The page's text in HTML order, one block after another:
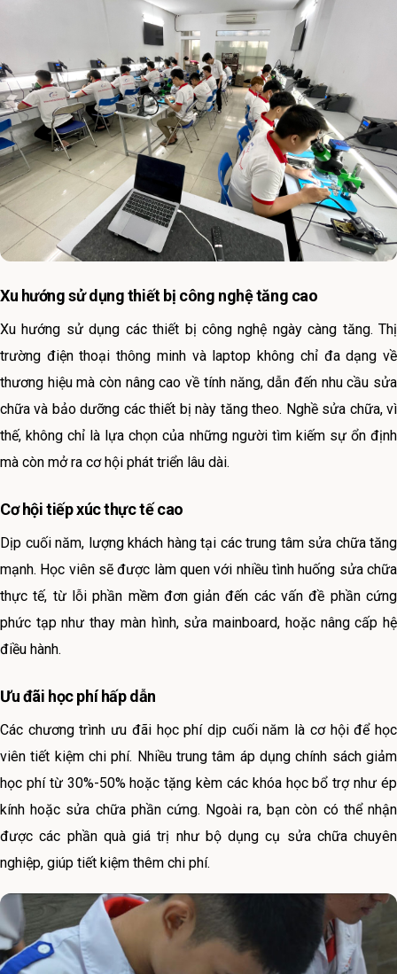
Xu hướng sử dụng thiết bị công nghệ tăng cao
Xu hướng sử dụng các thiết bị công nghệ ngày càng tăng. Thị
trường điện thoại thông minh và laptop không chỉ đa dạng về
thương hiệu mà còn nâng cao về tính năng, dẫn đến nhu cầu sửa
chữa và bảo dưỡng các thiết bị này tăng theo. Nghề sửa chữa, vì
thế, không chỉ là lựa chọn của những người tìm kiếm sự ổn định
mà còn mở ra cơ hội phát triển lâu dài.
Cơ hội tiếp xúc thực tế cao
Dịp cuối năm, lượng khách hàng tại các trung tâm sửa chữa tăng
mạnh. Học viên sẽ được làm quen với nhiều tình huống sửa chữa
thực tế, từ lỗi phần mềm đơn giản đến các vấn đề phần cứng
phức tạp như thay màn hình, sửa mainboard, hoặc nâng cấp hệ
điều hành.
Ưu đãi học phí hấp dẫn
Các chương trình ưu đãi học phí dịp cuối năm là cơ hội để học
viên tiết kiệm chi phí. Nhiều trung tâm áp dụng chính sách giảm
học phí từ 30%-50% hoặc tặng kèm các khóa học bổ trợ như ép
kính hoặc sửa chữa phần cứng. Ngoài ra, bạn còn có thể nhận
được các phần quà giá trị như bộ dụng cụ sửa chữa chuyên
nghiệp, giúp tiết kiệm thêm chi phí.